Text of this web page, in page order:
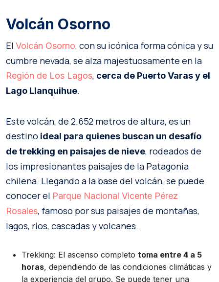
Volcán Osorno
El Volcán Osorno, con su icónica forma cónica y su
cumbre nevada, se alza majestuosamente en la
Región de Los Lagos, cerca de Puerto Varas y el
Lago Llanquihue.
Este volcán, de 2.652 metros de altura, es un
destino ideal para quienes buscan un desafío
de trekking en paisajes de nieve, rodeados de
los impresionantes paisajes de la Patagonia
chilena. Llegando a la base del volcán, se puede
conocer el Parque Nacional Vicente Pérez
Rosales, famoso por sus paisajes de montañas,
lagos, ríos, cascadas y volcanes.
Trekking: El ascenso completo toma entre 4 a 5
horas, dependiendo de las condiciones climáticas y
la experiencia del grupo. Se puede tener una